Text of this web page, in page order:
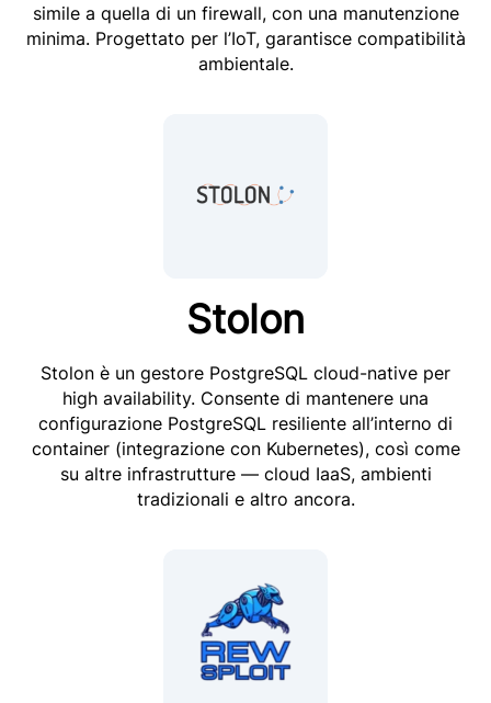
simile a quella di un firewall, con una manutenzione
minima. Progettato per l’IoT, garantisce compatibilità
ambientale.
Stolon
Stolon è un gestore PostgreSQL cloud-native per
high availability. Consente di mantenere una
configurazione PostgreSQL resiliente all’interno di
container (integrazione con Kubernetes), così come
su altre infrastrutture — cloud IaaS, ambienti
tradizionali e altro ancora.